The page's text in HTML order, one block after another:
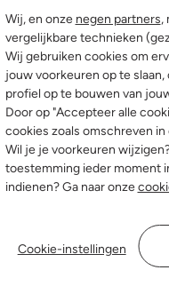
Wij, en onze negen partners,
vergelijkbare technieken
Wij gebruiken cookies om
jouw voorkeuren op te
profiel op te bouwen van
Door op "Accepteer alle
cookies zoals omschreven in
Wil je je voorkeuren
toestemming ieder moment
indienen? Ga naar onze
Cookie-instellingen